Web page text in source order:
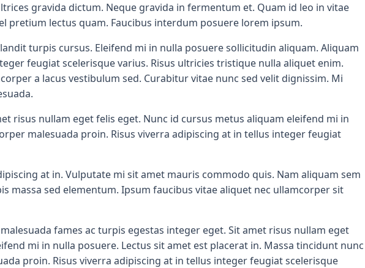
gravida dictum. Neque gravida in fermentum et. Quam id leo in vitae
pretium lectus quam. Faucibus interdum posuere lorem ipsum.
turpis cursus. Eleifend mi in nulla posuere sollicitudin aliquam. Aliquam
feugiat scelerisque varius. Risus ultricies tristique nulla aliquet enim.
a lacus vestibulum sed. Curabitur vitae nunc sed velit dignissim. Mi
risus nullam eget felis eget. Nunc id cursus metus aliquam eleifend mi in
malesuada proin. Risus viverra adipiscing at in tellus integer feugiat
at in. Vulputate mi sit amet mauris commodo quis. Nam aliquam sem
massa sed elementum. Ipsum faucibus vitae aliquet nec ullamcorper sit
fames ac turpis egestas integer eget. Sit amet risus nullam eget
mi in nulla posuere. Lectus sit amet est placerat in. Massa tincidunt nunc
proin. Risus viverra adipiscing at in tellus integer feugiat scelerisque